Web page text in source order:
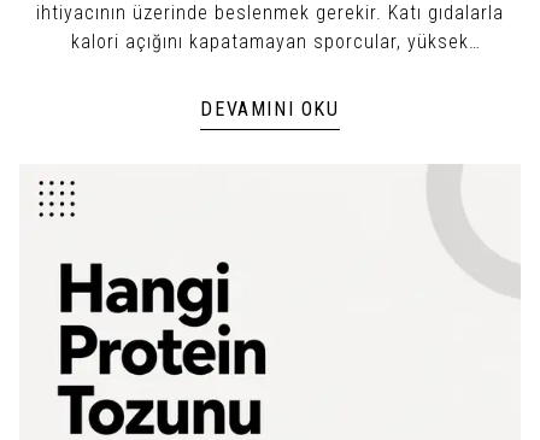
ihtiyacının üzerinde beslenmek gerekir. Katı gıdalarla
kalori açığını kapatamayan sporcular, yüksek
takviyeleri tercih eder.
DEVAMINI OKU